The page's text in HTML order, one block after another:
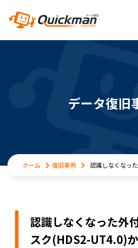
データ復旧
ホーム 復旧事例 認識しなくなっ
認識しなくなった外
スク(HDS2-UT4.0)